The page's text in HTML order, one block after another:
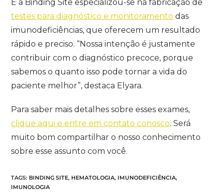
E a Binding Site especializou-se na fabricação de
testes para diagnóstico e monitoramento das
imunodeficiências, que oferecem um resultado
rápido e preciso. “Nossa intenção é justamente
contribuir com o diagnóstico precoce, porque
sabemos o quanto isso pode tornar a vida do
paciente melhor”, destaca Elyara.
Para saber mais detalhes sobre esses exames,
clique aqui e entre em contato conosco. Será
muito bom compartilhar o nosso conhecimento
sobre esse assunto com você.
TAGS: BINDING SITE, HEMATOLOGIA, IMUNODEFICIÊNCIA,
IMUNOLOGIA